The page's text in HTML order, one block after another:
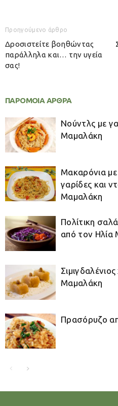
Προηγούμενο άρθρο
Δροσιστείτε βοηθώντας
παράλληλα και… την υγεία
σας!
ΠΑΡΟΜΟΙΑ ΑΡΘΡΑ
Νούντλς με
Μαμαλάκη
Μακαρόνια με
γαρίδες και
Μαμαλάκη
Πολίτικη
από τον Ηλία
Μαμαλάκη
Πρασόρυζο